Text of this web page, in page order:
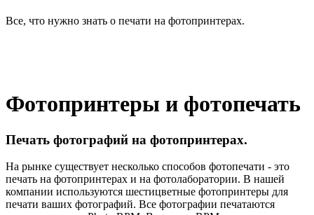
Все, что нужно знать о печати на фотопринтерах.
Фотопринтеры и фотопечать
Печать фотографий на фотопринтерах.
На рынке существует несколько способов фотопечати - это
печать на фотопринтерах и на фотолаборатории. В нашей
компании используются шестицветные фотопринтеры для
печати ваших фотографий. Все фотографии печатаются